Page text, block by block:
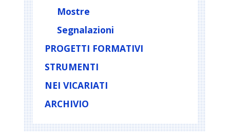
Mostre
Segnalazioni
PROGETTI FORMATIVI
STRUMENTI
NEI VICARIATI
ARCHIVIO